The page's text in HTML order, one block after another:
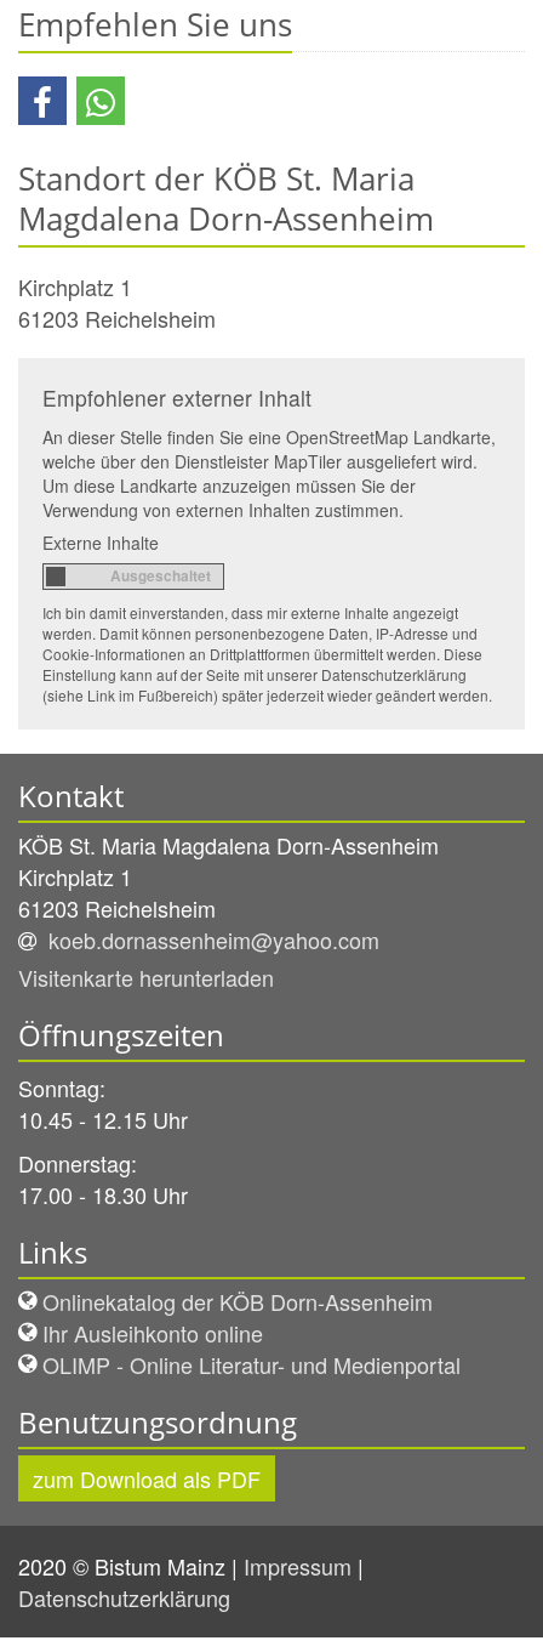
Empfehlen Sie uns
Standort der KÖB St. Maria
Magdalena Dorn-Assenheim
Kirchplatz 1
61203 Reichelsheim
Empfohlener externer Inhalt
An dieser Stelle finden Sie eine OpenStreetMap Landkarte,
welche über den Dienstleister MapTiler ausgeliefert wird.
Um diese Landkarte anzuzeigen müssen Sie der
Verwendung von externen Inhalten zustimmen.
Externe Inhalte
Ich bin damit einverstanden, dass mir externe Inhalte angezeigt
werden. Damit können personenbezogene Daten, IP-Adresse und
Cookie-Informationen an Drittplattformen übermittelt werden. Diese
Einstellung kann auf der Seite mit unserer Datenschutzerklärung
(siehe Link im Fußbereich) später jederzeit wieder geändert werden.
Kontakt
KÖB St. Maria Magdalena Dorn-Assenheim
Kirchplatz 1
61203 Reichelsheim
koeb.dornassenheim@yahoo.com
Visitenkarte herunterladen
Öffnungszeiten
Sonntag:
10.45 - 12.15 Uhr
Donnerstag:
17.00 - 18.30 Uhr
Links
Onlinekatalog der KÖB Dorn-Assenheim
Ihr Ausleihkonto online
OLIMP - Online Literatur- und Medienportal
Benutzungsordnung
zum Download als PDF
2020 © Bistum Mainz | Impressum |
Datenschutzerklärung